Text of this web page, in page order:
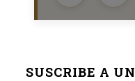
SUSCRIBE A